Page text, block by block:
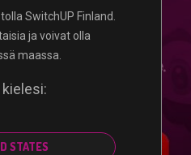
SwitchUP Finland.
​​ja voivat olla
maassa.
STATES